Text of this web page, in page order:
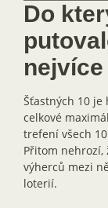
Do
Šťastných 10 je
celkové
trefení všech
Přitom nehrozí,
výherců mezi
loterií.